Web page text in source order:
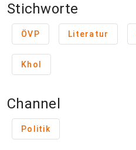
Stichworte
ÖVP Literatur
Khol
Channel
Politik